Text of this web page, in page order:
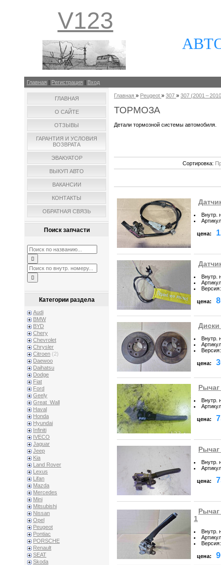
V123
Главная | Регистрация | Вход
ГЛАВНАЯ
О САЙТЕ
ОТЗЫВЫ
ГАРАНТИЯ И УСЛОВИЯ
ВОЗВРАТА
ЭВАКУАТОР
ВЫКУП АВТО
ВАКАНСИИ
КОНТАКТЫ
ОБРАТНАЯ СВЯЗЬ
Поиск запчасти
Категории раздела
Audi
BMW
BYD
Chery
Chevrolet
Chrysler
Citroen (2)
Daewoo
Daihatsu
Dodge
Fiat
Ford
Geely
Great_Wall
Haval
Honda
Hyundai
Infiniti
IVECO
Jaguar
Jeep
Kia
Land Rover
Lexus
Lifan
Mazda
Mercedes
Mini
Mitsubishi
Nissan
Opel
Peugeot
Pontiac
PORSCHE
Renault
SEAT
Skoda
Главная » Peugeot » 307 » 307 (2001 –
ТОРМОЗА
Детали тормозной системы автомобиля.
Сортировка:
Внутр.
Артикул
цена:
Внутр.
Артикул
Версия:
цена:
Диски
Внутр.
Артикул
Версия:
цена:
Внутр.
Артикул
цена:
Внутр.
Артикул
цена:
1
Внутр.
Артикул
Версия:
цена: